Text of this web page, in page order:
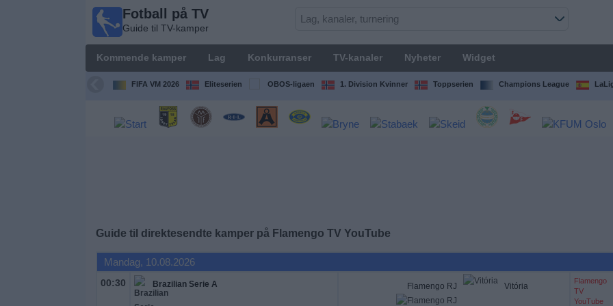
Fotball på TV
Guide til TV-kamper
Kommende kamper Lag Konkurranser TV-kanaler Nyheter Widget
FIFA VM 2026 Eliteserien OBOS-ligaen 1. Division Kvinner Toppserien Champions League
Guide til direktesendte kamper på Flamengo TV YouTube
Mandag, 10.08.2026
00:30 Brazilian Serie A Flamengo RJ Vitória
Flamengo
TV
YouTube